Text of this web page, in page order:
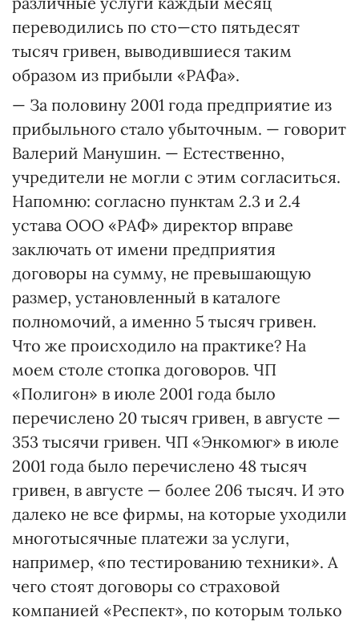
переводились по сто—сто пятьдесят
тысяч гривен, выводившиеся таким
образом из прибыли «РАФа».
— За половину 2001 года предприятие из
прибыльного стало убыточным. — говорит
Валерий Манушин. — Естественно,
учредители не могли с этим согласиться.
Напомню: согласно пунктам 2.3 и 2.4
устава ООО «РАФ» директор вправе
заключать от имени предприятия
договоры на сумму, не превышающую
размер, установленный в каталоге
полномочий, а именно 5 тысяч гривен.
Что же происходило на практике? На
моем столе стопка договоров. ЧП
«Полигон» в июле 2001 года было
перечислено 20 тысяч гривен, в августе —
353 тысячи гривен. ЧП «Энкомюг» в июле
2001 года было перечислено 48 тысяч
гривен, в августе — более 206 тысяч. И это
далеко не все фирмы, на которые уходили
многотысячные платежи за услуги,
например, «по тестированию техники». А
чего стоят договоры со страховой
компанией «Респект», по которым только